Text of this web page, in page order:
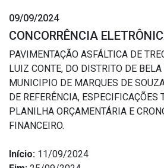
09/09/2024
CONCORRÊNCIA
PAVIMENTAÇÃO ASFÁLTICA DE
LUIZ CONTE, DO DISTRITO DE BELA
MUNICIPIO DE MARQUES DE
DE REFERÊNCIA, ESPECIFICAÇÕES
PLANILHA ORÇAMENTÁRIA E
FINANCEIRO.
Início: 11/09/2024